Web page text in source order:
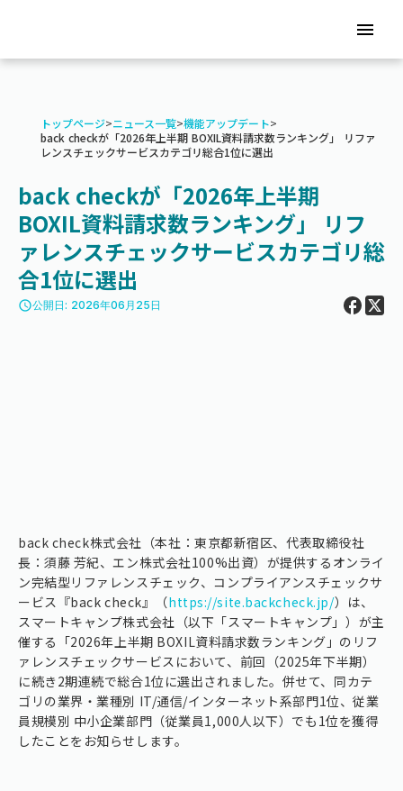
menu
トップページ>ニュース一覧>機能アップデート>
back checkが「2026年上半期 BOXIL資料請求数ランキング」 リファ
レンスチェックサービスカテゴリ総合1位に選出
back checkが「2026年上半期
BOXIL資料請求数ランキング」 リフ
ァレンスチェックサービスカテゴリ総
合1位に選出
access_time公開日: 2026年06月25日
back check株式会社（本社：東京都新宿区、代表取締役社
長：須藤 芳紀、エン株式会社100%出資）が提供するオンライ
ン完結型リファレンスチェック、コンプライアンスチェックサ
ービス『back check』（https://site.backcheck.jp/）は、
スマートキャンプ株式会社（以下「スマートキャンプ」）が主
催する「2026年上半期 BOXIL資料請求数ランキング」のリフ
ァレンスチェックサービスにおいて、前回（2025年下半期）
に続き2期連続で総合1位に選出されました。併せて、同カテ
ゴリの業界・業種別 IT/通信/インターネット系部門1位、従業
員規模別 中小企業部門（従業員1,000人以下）でも1位を獲得
したことをお知らせします。